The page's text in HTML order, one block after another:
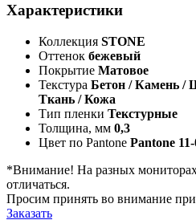
Характеристики
Коллекция STONE
Оттенок бежевый
Покрытие Матовое
Текстура Бетон / Камень /
Ткань / Кожа
Тип пленки Текстурные
Толщина, мм 0,3
Цвет по Pantone Pantone
*Внимание! На разных
отличаться.
Просим принять во внимание
Заказать